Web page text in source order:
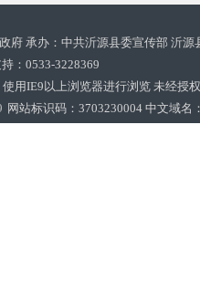
府 承办：中共沂源县委宣传部 沂
：0533-3228369‌‌
用IE9以上浏览器进行浏览 未经授
网站标识码：3703230004 中文域名